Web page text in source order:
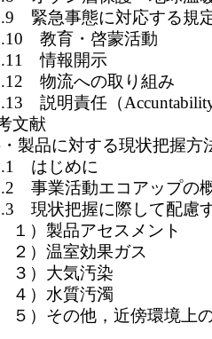
態に対応する規定
育・啓蒙活動
報開示
への取り組み
責任（
献
品に対する現状把握方
じめに
活動エコアップの
握に際して配慮す
アセスメント
効果ガス
気汚染
質汚濁
，近傍環境上の問